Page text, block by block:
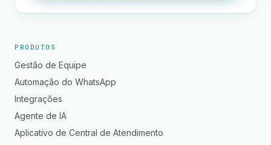
PRODUTOS
Gestão de Equipe
Automação do WhatsApp
Integrações
Agente de IA
Aplicativo de Central de Atendimento